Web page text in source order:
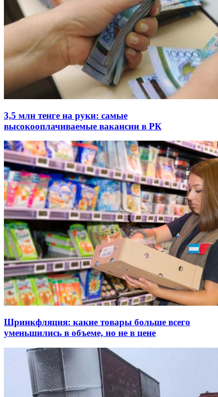
3,5 млн тенге на руки: самые
высокооплачиваемые вакансии в РК
Шринкфляция: какие товары больше всего
уменьшились в объеме, но не в цене